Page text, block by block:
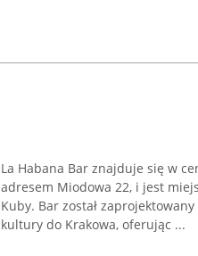
La Habana Bar znajduje się w
adresem Miodowa 22, i jest
Kuby. Bar został
kultury do Krakowa, oferując ...